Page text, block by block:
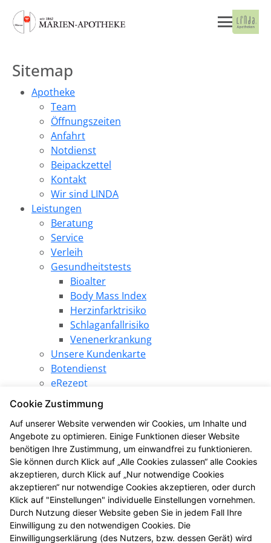
Sitemap
Apotheke
Team
Öffnungszeiten
Anfahrt
Notdienst
Beipackzettel
Kontakt
Wir sind LINDA
Leistungen
Beratung
Service
Verleih
Gesundheitstests
Bioalter
Body Mass Index
Herzinfarktrisiko
Schlaganfallrisiko
Venenerkrankung
Unsere Kundenkarte
Botendienst
eRezept
Elektronische Patientenakte
Pharmazeutische Dienstleistungen
Angebote
Produkt des Monats
LINDA Gewinnspiel
LINDA Aktion
Die LINDA Eigenmarke
Gesundheitsthemen
LINDA Coupons
LINDANI Coupons
Cookie Zustimmung
Auf unserer Website verwenden wir Cookies, um Inhalte und
Angebote zu optimieren. Einige Funktionen dieser Website
benötigen Ihre Zustimmung, um einwandfrei zu funktionieren.
Sie können durch Klick auf „Alle Cookies zulassen“ alle Cookies
akzeptieren, durch Klick auf „Nur notwendige Cookies
akzeptieren“ nur notwendige Cookies akzeptieren, oder durch
Klick auf "Einstellungen" individuelle Einstellungen vornehmen.
Durch Nutzung dieser Website geben Sie in jedem Fall Ihre
Einwilligung zu den notwendigen Cookies. Die
Einwilligungserklärung (des Nutzers, bzw. dessen Gerät) wird